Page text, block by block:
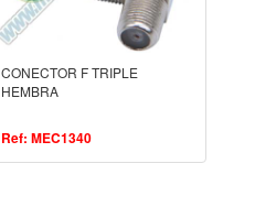
CONECTOR F TRIPLE
HEMBRA
Ref: MEC1340